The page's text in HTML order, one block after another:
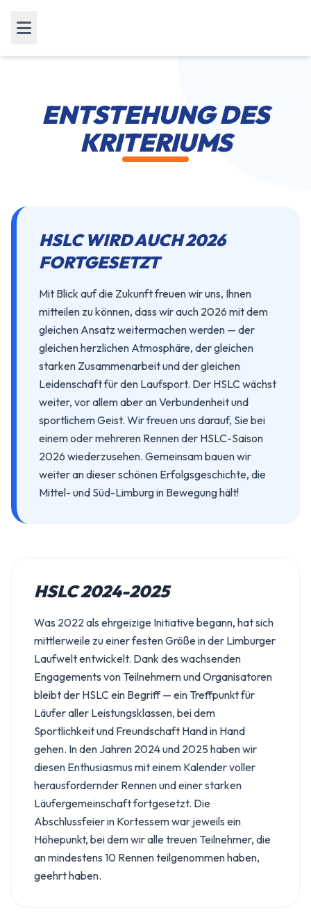
ENTSTEHUNG DES
KRITERIUMS
HSLC WIRD AUCH 2026
FORTGESETZT
Mit Blick auf die Zukunft freuen wir uns, Ihnen
mitteilen zu können, dass wir auch 2026 mit dem
gleichen Ansatz weitermachen werden — der
gleichen herzlichen Atmosphäre, der gleichen
starken Zusammenarbeit und der gleichen
Leidenschaft für den Laufsport. Der HSLC wächst
weiter, vor allem aber an Verbundenheit und
sportlichem Geist. Wir freuen uns darauf, Sie bei
einem oder mehreren Rennen der HSLC-Saison
2026 wiederzusehen. Gemeinsam bauen wir
weiter an dieser schönen Erfolgsgeschichte, die
Mittel- und Süd-Limburg in Bewegung hält!
HSLC 2024-2025
Was 2022 als ehrgeizige Initiative begann, hat sich
mittlerweile zu einer festen Größe in der Limburger
Laufwelt entwickelt. Dank des wachsenden
Engagements von Teilnehmern und Organisatoren
bleibt der HSLC ein Begriff — ein Treffpunkt für
Läufer aller Leistungsklassen, bei dem
Sportlichkeit und Freundschaft Hand in Hand
gehen. In den Jahren 2024 und 2025 haben wir
diesen Enthusiasmus mit einem Kalender voller
herausfordernder Rennen und einer starken
Läufergemeinschaft fortgesetzt. Die
Abschlussfeier in Kortessem war jeweils ein
Höhepunkt, bei dem wir alle treuen Teilnehmer, die
an mindestens 10 Rennen teilgenommen haben,
geehrt haben.